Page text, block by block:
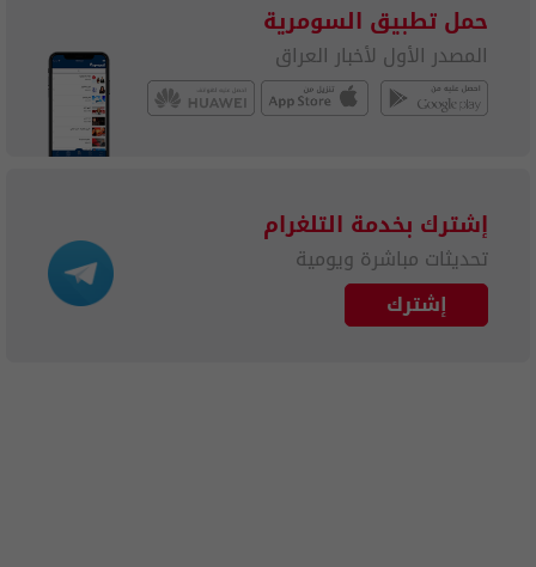
حمل تطبيق السومرية
المصدر الأول لأخبار العراق
إشترك بخدمة التلغرام
تحديثات مباشرة ويومية
إشترك